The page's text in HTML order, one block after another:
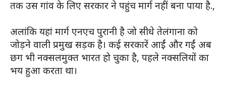
तक उस गांव के लिए सरकार ने पहुंच मार्ग नहीं बना पाया है.,
अलांकि यहां मार्ग एनएच पुरानी है जो सीधे तेलंगाना को
जोड़ने वाली प्रमुख सड़क है। कई सरकारें आईं और गईं अब
छग भी नक्सलमुक्त भारत हो चुका है, पहले नक्सलियों का
भय हुआ करता था।